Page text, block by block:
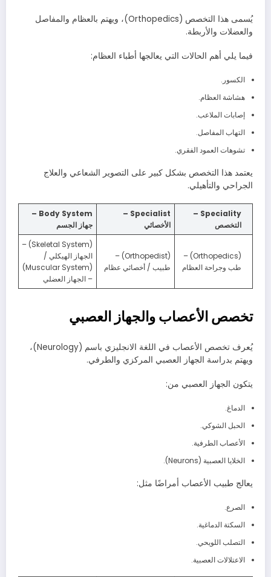
يُسمى هذا التخصص (Orthopedics)، ويهتم بالعظام والمفاصل
والعضلات والأربطة.
فيما يلي أهم الحالات التي يعالجها أطباء العظام:
الكسور.
هشاشة العظام.
إصابات الملاعب.
التهاب المفاصل.
تشوهات العمود الفقري.
يعتمد هذا التخصص بشكل كبير على التصوير الشعاعي والعلاج
الجراحي والتأهيلي.
Speciality –
التخصص
Specialist –
الأخصائي
Body System –
جهاز الجسم
(Orthopedics) –
طب وجراحة العظام
(Orthopedist) –
طبيب / أخصائي عظام
(Skeletal System) –
الجهاز الهيكلي /
(Muscular System)
– الجهاز العضلي
تخصص الأعصاب والجهاز العصبي
يُعرف تخصص الأعصاب في اللغة الانجليزي باسم (Neurology)،
ويهتم بدراسة الجهاز العصبي المركزي والطرفي.
يتكون الجهاز العصبي من:
الدماغ.
الحبل الشوكي.
الأعصاب الطرفية.
الخلايا العصبية (Neurons).
يعالج طبيب الأعصاب أمراضًا مثل:
الصرع.
السكتة الدماغية.
التصلب اللويحي.
الاعتلالات العصبية.